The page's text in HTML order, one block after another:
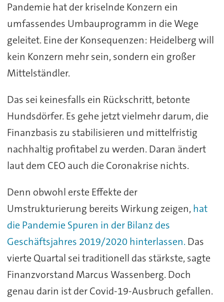
Pandemie hat der kriselnde Konzern ein
umfassendes Umbauprogramm in die Wege
geleitet. Eine der Konsequenzen: Heidelberg will
kein Konzern mehr sein, sondern ein großer
Mittelständler.
Das sei keinesfalls ein Rückschritt, betonte
Hundsdörfer. Es gehe jetzt vielmehr darum, die
Finanzbasis zu stabilisieren und mittelfristig
nachhaltig profitabel zu werden. Daran ändert
laut dem CEO auch die Coronakrise nichts.
Denn obwohl erste Effekte der
Umstrukturierung bereits Wirkung zeigen, hat
die Pandemie Spuren in der Bilanz des
Geschäftsjahres 2019/2020 hinterlassen. Das
vierte Quartal sei traditionell das stärkste, sagte
Finanzvorstand Marcus Wassenberg. Doch
genau darin ist der Covid-19-Ausbruch gefallen.